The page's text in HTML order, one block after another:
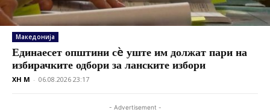
Македонија
Единаесет општини сè уште им должат пари на
избирачките одбори за ланските избори
XH M - 06.08.2026 23:17
- Advertisement -